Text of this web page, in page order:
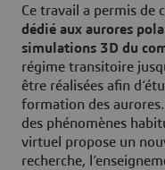
Ce travail a permis de
dédié aux aurores
simulations 3D du
régime transitoire
être réalisées afin
formation des
des phénomènes
virtuel propose un
recherche,